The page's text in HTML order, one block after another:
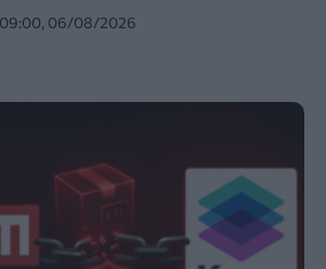
09:00, 06/08/2026